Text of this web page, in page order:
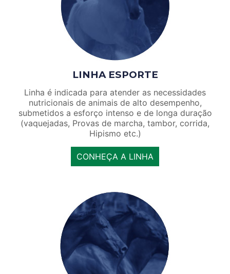
LINHA ESPORTE
Linha é indicada para atender as necessidades
nutricionais de animais de alto desempenho,
submetidos a esforço intenso e de longa duração
(vaquejadas, Provas de marcha, tambor, corrida,
Hipismo etc.)
CONHEÇA A LINHA